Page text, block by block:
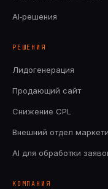
AI‑решения
РЕШЕНИЯ
Лидогенерация
Продающий сайт
Снижение CPL
Внешний отдел
AI для обработки
КОМПАНИЯ